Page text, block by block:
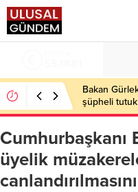
Bakan
şüpheli
Cumhurbaşkanı
üyelik